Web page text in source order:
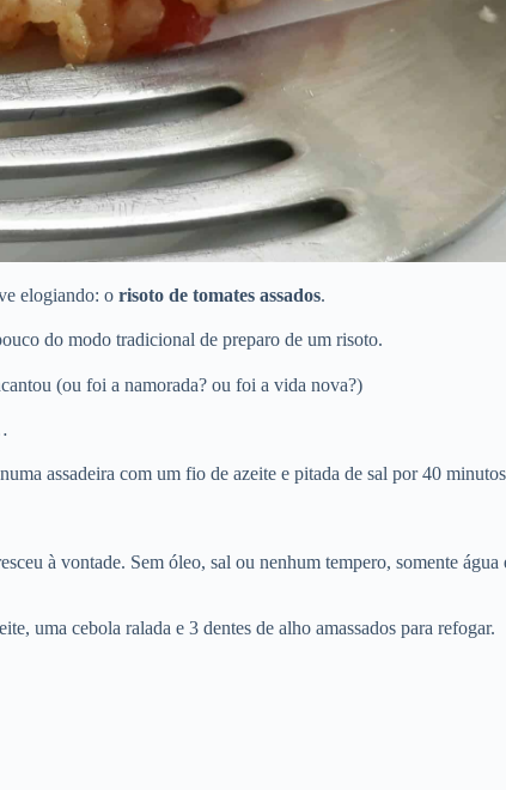
elogiando: o risoto de tomates assados.
do modo tradicional de preparo de um risoto.
(ou foi a namorada? ou foi a vida nova?)
assadeira com um fio de azeite e pitada de sal por 40
à vontade. Sem óleo, sal ou nenhum tempero, somente água
uma cebola ralada e 3 dentes de alho amassados para refogar.